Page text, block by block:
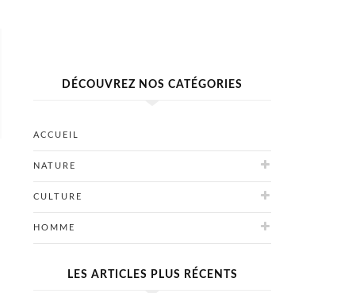
DÉCOUVREZ NOS CATÉGORIES
ACCUEIL
NATURE
CULTURE
HOMME
LES ARTICLES PLUS RÉCENTS